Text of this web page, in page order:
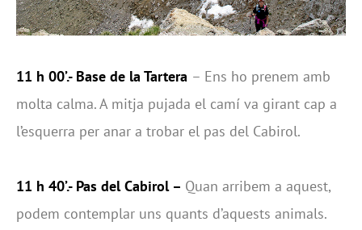
11 h 00’.- Base de la Tartera – Ens ho prenem amb
molta calma. A mitja pujada el camí va girant cap a
l’esquerra per anar a trobar el pas del Cabirol.
11 h 40’.- Pas del Cabirol – Quan arribem a aquest,
podem contemplar uns quants d’aquests animals.